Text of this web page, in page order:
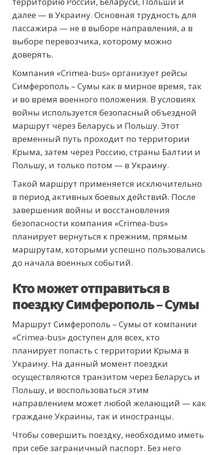
далее — в Украину. Основная трудность для
пассажира — не в выборе направления, а в
выборе перевозчика, которому можно
доверять.
Компания «Crimea-bus» организует рейсы
Симферополь – Сумы как в мирное время, так
и во время военного положения. В условиях
войны используется безопасный объездной
маршрут через Беларусь и Польшу. Этот
временный путь проходит по территории
Крыма, затем через Россию, страны Балтии и
Польшу, и только потом — в Украину.
Такой маршрут применяется исключительно
в период активных боевых действий. После
завершения войны и восстановления
безопасности компания «Crimea-bus»
планирует вернуться к прежним, прямым
маршрутам, которыми успешно пользовались
до начала военных событий.
Кто может отправиться в
поездку Симферополь – Сумы
Маршрут Симферополь – Сумы от компании
«Crimea-bus» доступен для всех, кто
планирует попасть с территории Крыма в
Украину. На данный момент поездки
осуществляются транзитом через Беларусь и
Польшу, и воспользоваться этим
направлением может любой желающий — как
граждане Украины, так и иностранцы.
Чтобы совершить поездку, необходимо иметь
при себе заграничный паспорт. Без него